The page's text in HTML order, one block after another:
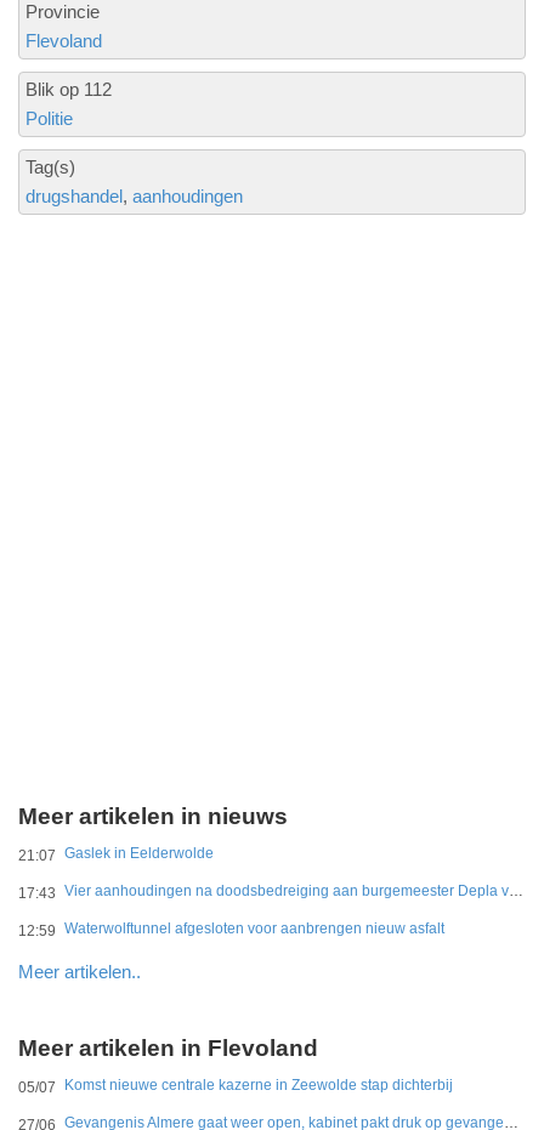
Provincie
Flevoland
Blik op 112
Politie
Tag(s)
drugshandel aanhoudingen
Meer artikelen in nieuws
21:07 Gaslek in Eelderwolde
17:43 Vier aanhoudingen na doodsbedreiging aan burgemeester Depla van Breda
12:59 Waterwolftunnel afgesloten voor aanbrengen nieuw asfalt
Meer artikelen..
Meer artikelen in Flevoland
05/07 Komst nieuwe centrale kazerne in Zeewolde stap dichterbij
27/06 Gevangenis Almere gaat weer open, kabinet pakt druk op gevangenissen aan